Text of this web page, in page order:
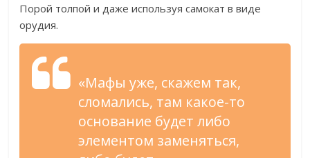
Порой толпой и даже используя самокат в виде
орудия.
«Мафы уже, скажем так,
сломались, там какое-то
основание будет либо
элементом заменяться,